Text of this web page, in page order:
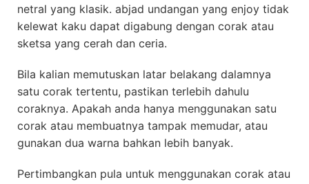
netral yang klasik. abjad undangan yang enjoy tidak
kelewat kaku dapat digabung dengan corak atau
sketsa yang cerah dan ceria.
Bila kalian memutuskan latar belakang dalamnya
satu corak tertentu, pastikan terlebih dahulu
coraknya. Apakah anda hanya menggunakan satu
corak atau membuatnya tampak memudar, atau
gunakan dua warna bahkan lebih banyak.
Pertimbangkan pula untuk menggunakan corak atau